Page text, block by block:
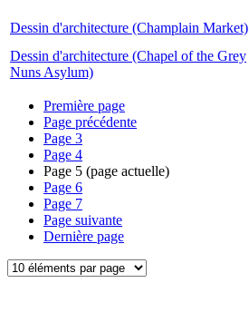
Dessin d'architecture (Champlain Market)
Dessin d'architecture (Chapel of the Grey
Nuns Asylum)
Première page
Page précédente
Page 3
Page 4
Page 5 (page actuelle)
Page 6
Page 7
Page suivante
Dernière page